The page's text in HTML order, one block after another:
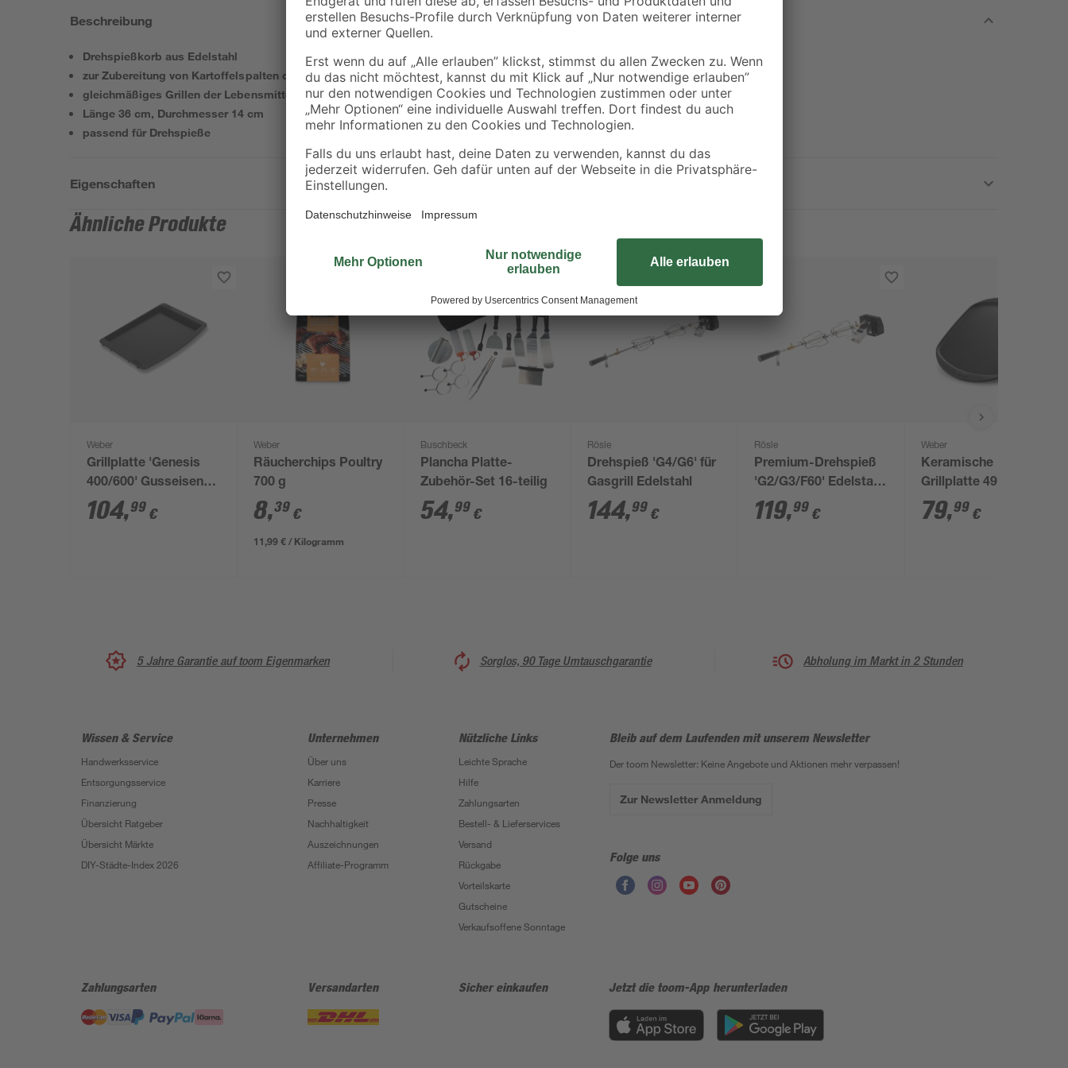
Beschreibung
Drehspießkorb aus Edelstahl
zur Zubereitung von Kartoffelspalten oder Gemüsewürfeln auf dem Grill
gleichmäßiges Grillen der Lebensmittel
Länge 36 cm, Durchmesser 14 cm
passend für Drehspieße
Eigenschaften
Ähnliche Produkte
Weber
Grillplatte 'Genesis
400/600' Gusseisen
33,53 x 48,01 cm
104,99 €
Weber
Räucherchips Poultry
700 g
8,39 €
11,99 € / Kilogramm
Buschbeck
Plancha Platte-
Zubehör-Set 16-teilig
54,99 €
Rösle
Drehspieß 'G4/G6' für
Gasgrill Edelstahl
144,99 €
Rösle
Premium-Drehspieß
'G2/G3/F60' Edelstahl,
für Gasgrill
119,99 €
Weber
Keramische
Grillplatte 49 x 35 cm
schwarz
79,99 €
5 Jahre Garantie auf toom Eigenmarken Sorglos, 90 Tage Umtauschgarantie Abholung im Markt in 2 Stunden
Wissen & Service
Handwerksservice
Entsorgungsservice
Finanzierung
Übersicht Ratgeber
Übersicht Märkte
DIY-Städte-Index 2026
Unternehmen
Über uns
Karriere
Presse
Nachhaltigkeit
Auszeichnungen
Affiliate-Programm
Nützliche Links
Leichte Sprache
Hilfe
Zahlungsarten
Bestell- & Lieferservices
Versand
Rückgabe
Vorteilskarte
Gutscheine
Verkaufsoffene Sonntage
Bleib auf dem Laufenden mit unserem Newsletter
Der toom Newsletter: Keine Angebote und Aktionen mehr verpassen!
Zur Newsletter Anmeldung
Folge uns
Zahlungsarten Versandarten Sicher einkaufen Jetzt die toom-App herunterladen